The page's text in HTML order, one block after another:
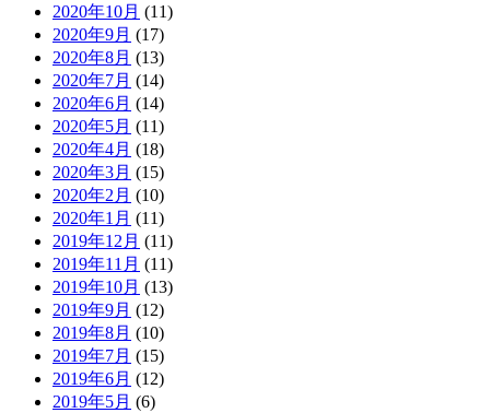
2020年10月 (11)
2020年9月 (17)
2020年8月 (13)
2020年7月 (14)
2020年6月 (14)
2020年5月 (11)
2020年4月 (18)
2020年3月 (15)
2020年2月 (10)
2020年1月 (11)
2019年12月 (11)
2019年11月 (11)
2019年10月 (13)
2019年9月 (12)
2019年8月 (10)
2019年7月 (15)
2019年6月 (12)
2019年5月 (6)